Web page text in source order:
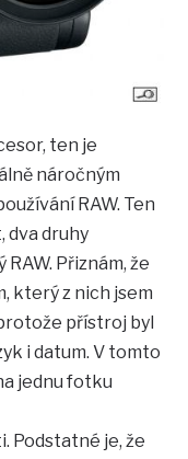
ten je
náročným
RAW. Ten
dva druhy
Přiznám, že
který z nich jsem
přístroj byl
i datum. V tomto
jednu fotku
Podstatné je, že